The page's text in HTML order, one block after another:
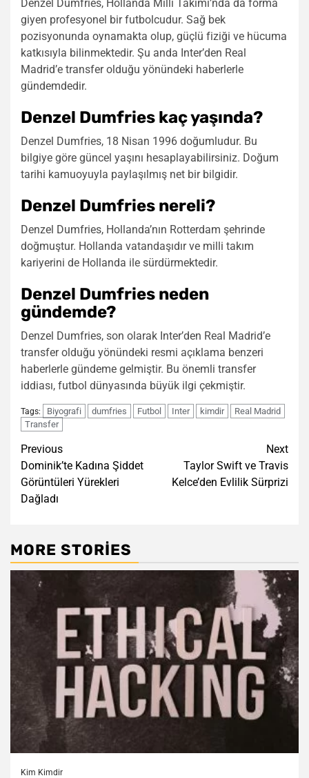
Denzel Dumfries, Hollanda Milli Takımı’nda da forma
giyen profesyonel bir futbolcudur. Sağ bek
pozisyonunda oynamakta olup, güçlü fiziği ve hücuma
katkısıyla bilinmektedir. Şu anda Inter’den Real
Madrid’e transfer olduğu yönündeki haberlerle
gündemdedir.
Denzel Dumfries kaç yaşında?
Denzel Dumfries, 18 Nisan 1996 doğumludur. Bu
bilgiye göre güncel yaşını hesaplayabilirsiniz. Doğum
tarihi kamuoyuyla paylaşılmış net bir bilgidir.
Denzel Dumfries nereli?
Denzel Dumfries, Hollanda’nın Rotterdam şehrinde
doğmuştur. Hollanda vatandaşıdır ve milli takım
kariyerini de Hollanda ile sürdürmektedir.
Denzel Dumfries neden
gündemde?
Denzel Dumfries, son olarak Inter’den Real Madrid’e
transfer olduğu yönündeki resmi açıklama benzeri
haberlerle gündeme gelmiştir. Bu önemli transfer
iddiası, futbol dünyasında büyük ilgi çekmiştir.
Tags: Biyografi dumfries Futbol Inter kimdir
Real Madrid
Transfer
Post
navigation
Previous
Dominik’te Kadına Şiddet
Görüntüleri Yürekleri
Dağladı
Next
Taylor Swift ve Travis
Kelce’den Evlilik Sürprizi
MORE STORIES
Kim Kimdir